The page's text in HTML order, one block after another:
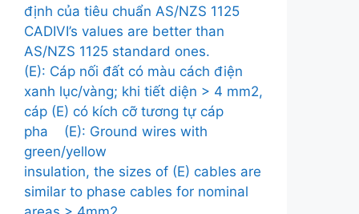
định của tiêu chuẩn AS/NZS 1125
CADIVI’s values are better than
AS/NZS 1125 standard ones.
(E): Cáp nối đất có màu cách điện
xanh lục/vàng; khi tiết diện > 4 mm2,
cáp (E) có kích cỡ tương tự cáp
pha (E): Ground wires with
green/yellow
insulation, the sizes of (E) cables are
similar to phase cables for nominal